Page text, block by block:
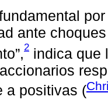
ante
2 indica que
a positivas (